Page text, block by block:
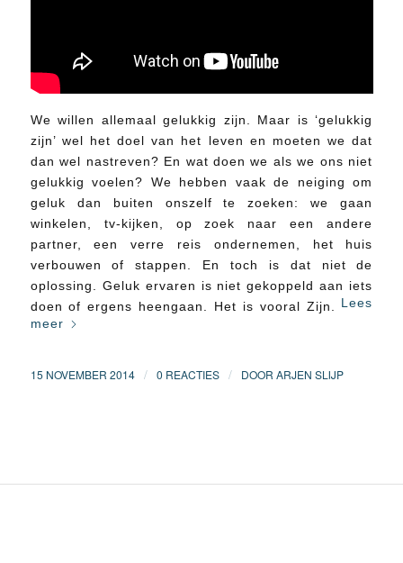
We willen allemaal gelukkig zijn. Maar is ‘gelukkig
zijn’ wel het doel van het leven en moeten we dat
dan wel nastreven? En wat doen we als we ons niet
gelukkig voelen? We hebben vaak de neiging om
geluk dan buiten onszelf te zoeken: we gaan
winkelen, tv-kijken, op zoek naar een andere
partner, een verre reis ondernemen, het huis
verbouwen of stappen. En toch is dat niet de
oplossing. Geluk ervaren is niet gekoppeld aan iets
doen of ergens heengaan. Het is vooral Zijn. Lees
meer
15 NOVEMBER 2014 / 0 REACTIES / DOOR ARJEN SLIJP